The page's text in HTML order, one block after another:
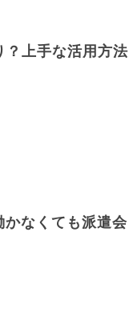
？上手な活用方法
かなくても派遣会